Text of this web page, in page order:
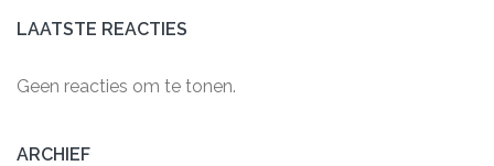
LAATSTE REACTIES
Geen reacties om te tonen.
ARCHIEF